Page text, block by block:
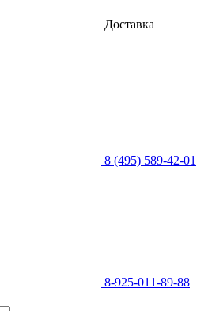
Доставка
8 (495) 589-42-01
8-925-011-89-88